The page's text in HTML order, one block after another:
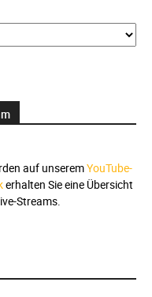
auf unseremYouTube-
erhalten Sie eine Übersicht
Streams.